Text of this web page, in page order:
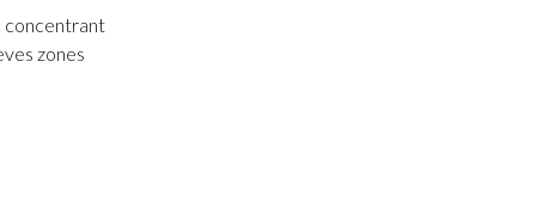
concentrant
zones